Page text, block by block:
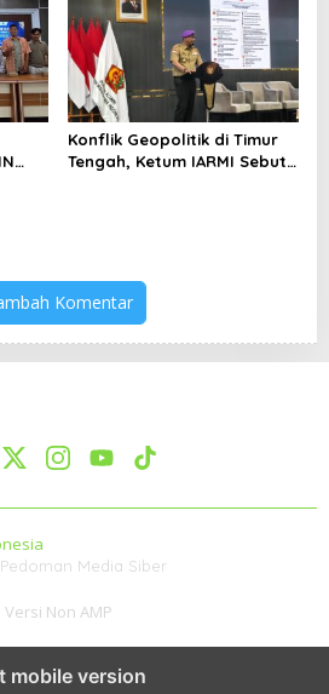
Konflik Geopolitik di Timur
Tengah, Ketum IARMI Sebut
Komentar
Pedoman Media Siber
Versi Non AMP
mobile version